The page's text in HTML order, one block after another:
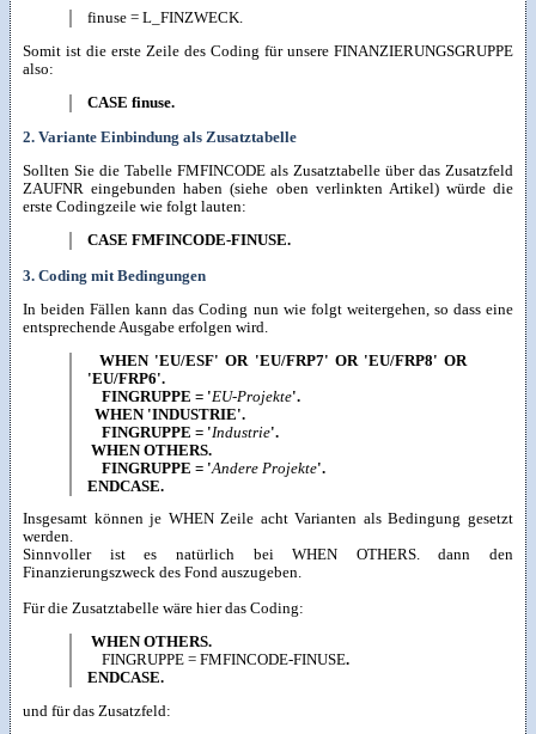
finuse = L_FINZWECK.
Somit ist die erste Zeile des Coding für unsere FINANZIERUNGSGRUPPE
also:
CASE finuse.
2. Variante Einbindung als Zusatztabelle
Sollten Sie die Tabelle FMFINCODE als Zusatztabelle über das Zusatzfeld
ZAUFNR eingebunden haben (siehe oben verlinkten Artikel) würde die
erste Codingzeile wie folgt lauten:
CASE FMFINCODE-FINUSE.
3. Coding mit Bedingungen
In beiden Fällen kann das Coding nun wie folgt weitergehen, so dass eine
entsprechende Ausgabe erfolgen wird.
WHEN 'EU/ESF' OR 'EU/FRP7' OR 'EU/FRP8' OR
'EU/FRP6'.
FINGRUPPE = 'EU-Projekte'.
WHEN 'INDUSTRIE'.
FINGRUPPE = 'Industrie'.
WHEN OTHERS.
FINGRUPPE = 'Andere Projekte'.
ENDCASE.
Insgesamt können je WHEN Zeile acht Varianten als Bedingung gesetzt
werden.
Sinnvoller ist es natürlich bei WHEN OTHERS. dann den
Finanzierungszweck des Fond auszugeben.
Für die Zusatztabelle wäre hier das Coding:
WHEN OTHERS.
FINGRUPPE = FMFINCODE-FINUSE.
ENDCASE.
und für das Zusatzfeld: